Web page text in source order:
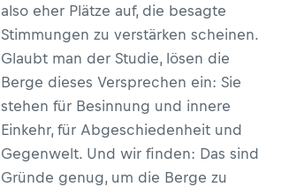
also eher Plätze auf, die besagte
Stimmungen zu verstärken scheinen.
Glaubt man der Studie, lösen die
Berge dieses Versprechen ein: Sie
stehen für Besinnung und innere
Einkehr, für Abgeschiedenheit und
Gegenwelt. Und wir finden: Das sind
Gründe genug, um die Berge zu